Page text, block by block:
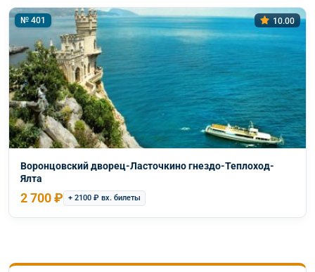
№ 401 10.00
Воронцовский дворец-Ласточкино гнездо-Теплоход-
Ялта
2 700 ₽ + 2100 ₽ вх. билеты